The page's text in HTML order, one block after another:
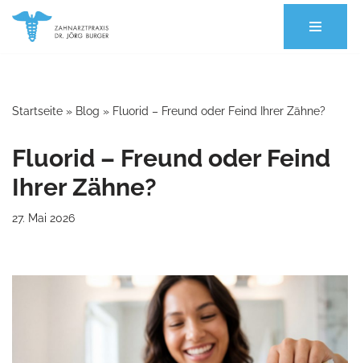
Zum
Startseite » Blog » Fluorid – Freund oder Feind Ihrer Zähne?
Fluorid – Freund oder Feind
Ihrer Zähne?
27. Mai 2026